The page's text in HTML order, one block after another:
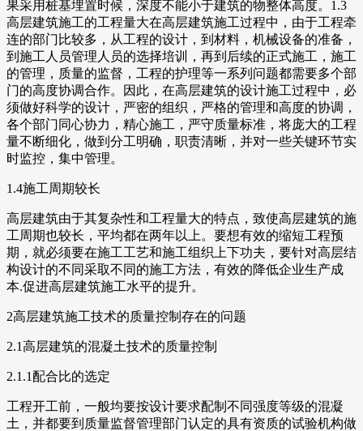
果采用桩基埋置时候，深度不能小于建筑的物整体高度。1.3
高层建筑施工的工程量大在高层建筑施工过程中，由于工程牵
连的部门比较多，从工程的设计，到材料，机械设备的准备，
到施工人员管理人员的选择培训，再到后续的正式施工，施工
的管理，质量的监督，工程的护理等一系列问题都需要多个部
门的高度协调合作。因此，在高层建筑的设计施工过程中，必
须做好科学的设计，严密的组织，严格的管理和高度的协调，
各个部门同心协力，精心施工，严守质量标准，将庞大的工程
量不断细化，做到分工明确，职责清晰，并对一些关键环节实
时监控，集中管理。
1.4施工周期较长
高层建筑由于其复杂性和工程量大的特点，致使高层建筑的施
工周期也较长，平均都在两年以上。要想有效的缩短工程预
期，就必须要在施工工艺和施工组织上下功夫，要针对高层结
构设计的不同采取不同的施工方法，有效的降低企业生产成
本.促进高层建筑施工水平的提升。
2高层建筑施工技术的质量控制存在的问题
2.1高层建筑的混凝土技术的质量控制
2.1.1配合比的选定
工程开工前，一般均要按设计要求配制不同强度等级的混凝
土，并都要到质量监督管理部门认定的具有资质的试验机构做